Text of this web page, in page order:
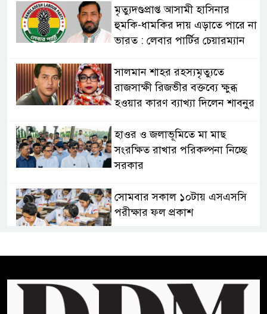
মৃত্যুদণ্ডপ্রাপ্ত আসামী হাসিনার
হুমকি-ধামকির দায় এড়াতে পারে না
ভারত : লেবার পার্টির চেয়ারম্যান
সালমান শাহর রহস্যমৃত্যুতে
রাজসাক্ষী রিজভীর বক্তব্যে ক্ষুব্ধ
হওয়ার কারণ ব্যাখ্যা দিলেন শাবনুর
হাওর ও জলাভূমিতে মা মাছ
সংরক্ষিত রাখার পরিকল্পনা নিচ্ছে
সরকার
সোমবার সকাল ১০টায় এসএসসি
পরীক্ষার ফল প্রকাশ
প্রধানমন্ত্রী